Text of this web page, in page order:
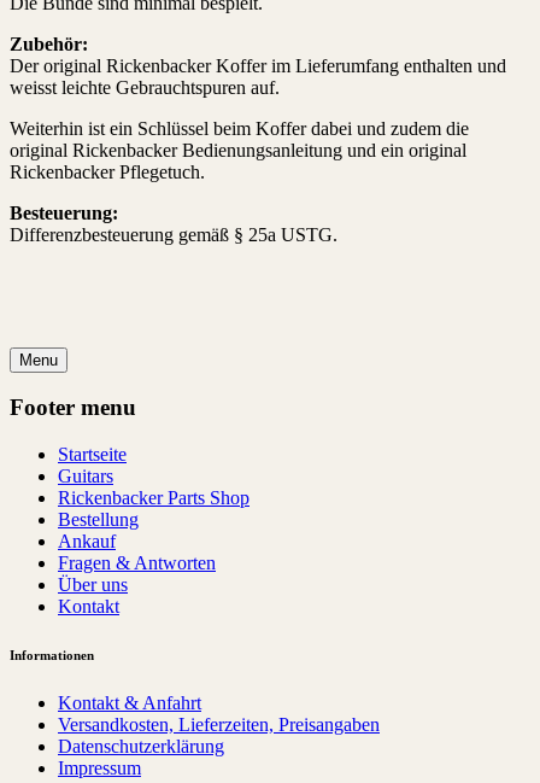
Zubehör:
Der original Rickenbacker Koffer im Lieferumfang enthalten und
weisst leichte Gebrauchtspuren auf.
Weiterhin ist ein Schlüssel beim Koffer dabei und zudem die
original Rickenbacker Bedienungsanleitung und ein original
Rickenbacker Pflegetuch.
Besteuerung:
Differenzbesteuerung gemäß § 25a USTG.
Menu
Footer menu
Startseite
Guitars
Rickenbacker Parts Shop
Bestellung
Ankauf
Fragen & Antworten
Über uns
Kontakt
Informationen
Kontakt & Anfahrt
Versandkosten, Lieferzeiten, Preisangaben
Datenschutzerklärung
Impressum